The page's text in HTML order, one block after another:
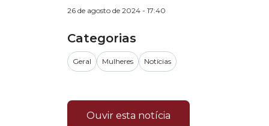
26 de agosto de 2024 - 17:40
Categorias
Geral Mulheres Notícias
Ouvir esta notícia